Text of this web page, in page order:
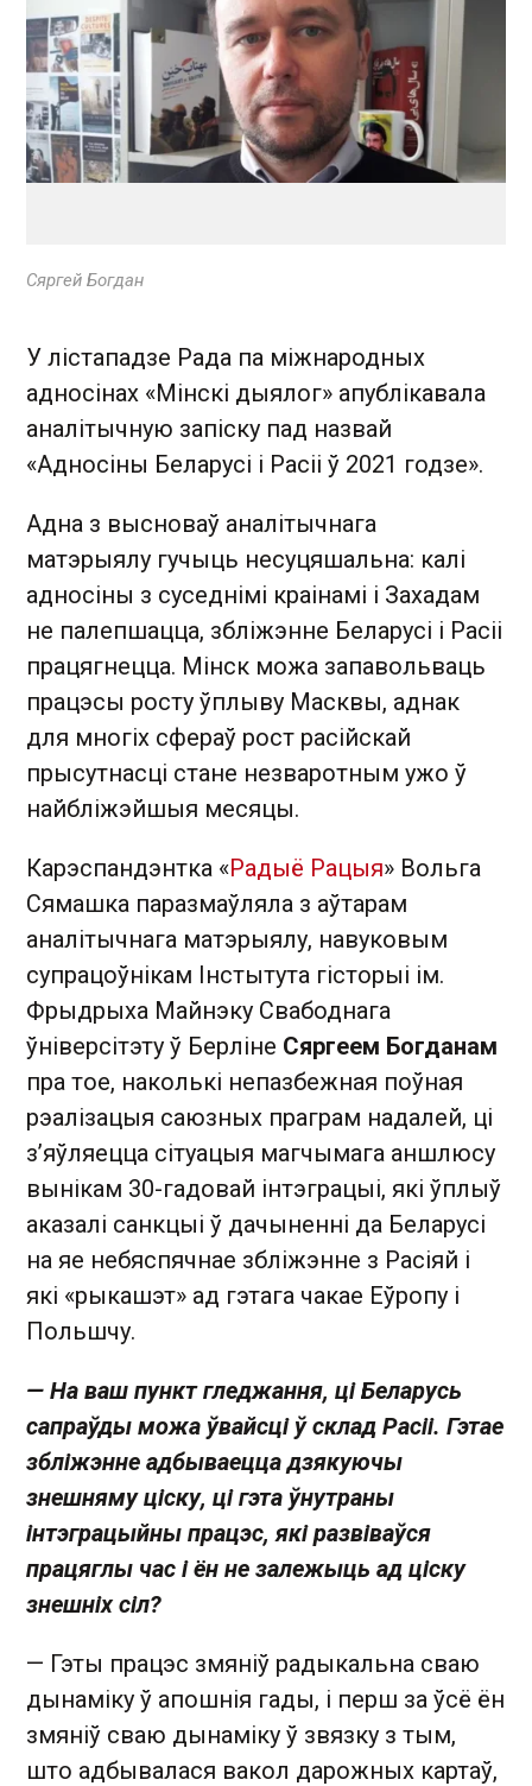
Сяргей Богдан
У лістападзе Рада па міжнародных
адносінах «Мінскі дыялог» апублікавала
аналітычную запіску пад назвай
«Адносіны Беларусі і Расіі ў 2021 годзе».
Адна з высноваў аналітычнага
матэрыялу гучыць несуцяшальна: калі
адносіны з суседнімі краінамі і Захадам
не палепшацца, збліжэнне Беларусі і Расіі
працягнецца. Мінск можа запавольваць
працэсы росту ўплыву Масквы, аднак
для многіх сфераў рост расійскай
прысутнасці стане незваротным ужо ў
найбліжэйшыя месяцы.
Карэспандэнтка «Радыё Рацыя» Вольга
Сямашка паразмаўляла з аўтарам
аналітычнага матэрыялу, навуковым
супрацоўнікам Інстытута гісторыі ім.
Фрыдрыха Майнэку Свабоднага
ўніверсітэту ў Берліне Сяргеем Богданам
пра тое, наколькі непазбежная поўная
рэалізацыя саюзных праграм надалей, ці
з’яўляецца сітуацыя магчымага аншлюсу
вынікам 30-гадовай інтэграцыі, які ўплыў
аказалі санкцыі ў дачыненні да Беларусі
на яе небяспячнае збліжэнне з Расіяй і
які «рыкашэт» ад гэтага чакае Еўропу і
Польшчу.
— На ваш пункт гледжання, ці Беларусь
сапраўды можа ўвайсці ў склад Расіі. Гэтае
збліжэнне адбываецца дзякуючы
знешняму ціску, ці гэта ўнутраны
інтэграцыйны працэс, які развіваўся
працяглы час і ён не залежыць ад ціску
знешніх сіл?
— Гэты працэс змяніў радыкальна сваю
дынаміку ў апошнія гады, і перш за ўсё ён
змяніў сваю дынаміку ў звязку з тым,
што адбывалася вакол дарожных картаў,